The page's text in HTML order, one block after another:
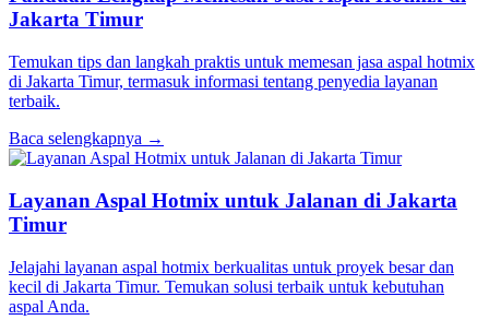
Jakarta Timur
Temukan tips dan langkah praktis untuk memesan jasa aspal hotmix
di Jakarta Timur, termasuk informasi tentang penyedia layanan
terbaik.
Baca selengkapnya →
Layanan Aspal Hotmix untuk Jalanan di Jakarta
Timur
Jelajahi layanan aspal hotmix berkualitas untuk proyek besar dan
kecil di Jakarta Timur. Temukan solusi terbaik untuk kebutuhan
aspal Anda.